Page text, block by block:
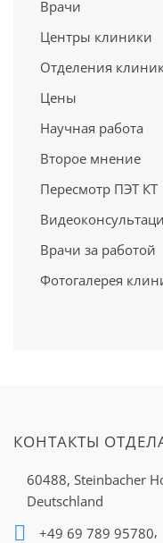
Врачи
Центры клиники
Отделения
Цены
Научная работа
Второе мнение
Пересмотр ПЭТ КТ
Врачи за работой
Фотогалерея
КОНТАКТЫ
60488, Steinbacher
Deutschland
+49 69 789 95780,